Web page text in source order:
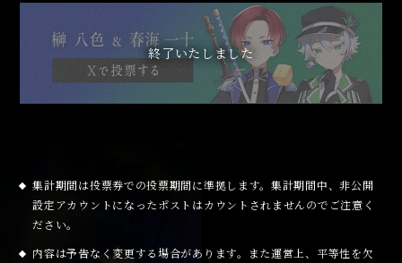
集計期間は投票券での投票期間に準拠します。集計期間中、非公開
設定アカウントになったポストはカウントされませんのでご注意く
ださい。
内容は予告なく変更する場合があります。また運営上、平等性を欠